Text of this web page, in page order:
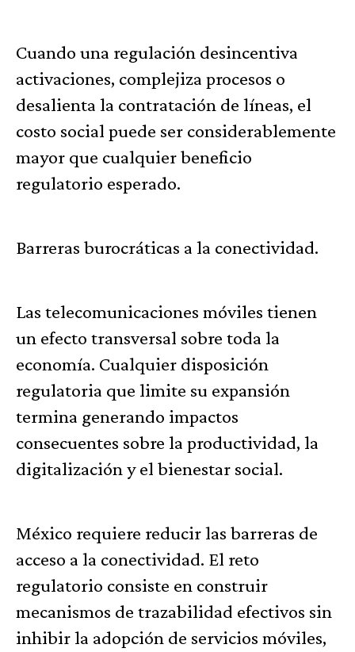
Cuando una regulación desincentiva
activaciones, complejiza procesos o
desalienta la contratación de líneas, el
costo social puede ser considerablemente
mayor que cualquier beneficio
regulatorio esperado.
Barreras burocráticas a la conectividad.
Las telecomunicaciones móviles tienen
un efecto transversal sobre toda la
economía. Cualquier disposición
regulatoria que limite su expansión
termina generando impactos
consecuentes sobre la productividad, la
digitalización y el bienestar social.
México requiere reducir las barreras de
acceso a la conectividad. El reto
regulatorio consiste en construir
mecanismos de trazabilidad efectivos sin
inhibir la adopción de servicios móviles,